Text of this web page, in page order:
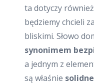
ta dotyczy
będziemy chcieli
bliskimi. Słowo
synonimem
a jednym z
są właśnie